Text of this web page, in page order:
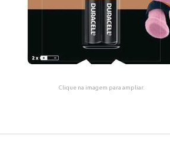
Clique na imagem para ampliar.